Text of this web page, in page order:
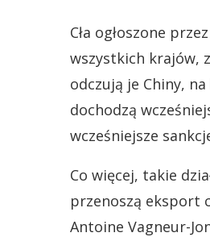
Cła ogłoszone
wszystkich krajów,
odczują je Chiny,
dochodzą
wcześniejsze
Co więcej, takie
przenoszą eksport
Antoine Vagneur-